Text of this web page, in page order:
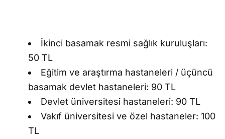
İkinci basamak resmi sağlık kuruluşları:
50 TL
Eğitim ve araştırma hastaneleri / üçüncü
basamak devlet hastaneleri: 90 TL
Devlet üniversitesi hastaneleri: 90 TL
Vakıf üniversitesi ve özel hastaneler: 100
TL